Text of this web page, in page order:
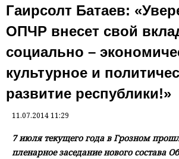
Гаирсолт Батаев:
ОПЧР внесет свой
социально –
культурное и
развитие республики!»
11.07.2014 11:29
7 июля текущего года в Грозном
пленарное заседание нового состава